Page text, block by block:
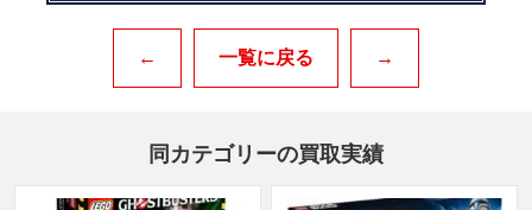
← 一覧に戻る →
同カテゴリーの買取実績